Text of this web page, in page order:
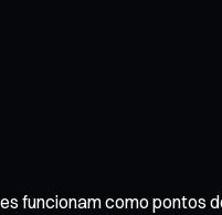
funcionam como pontos